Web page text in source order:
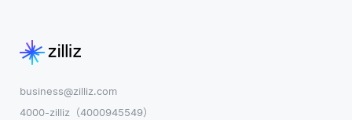
business@zilliz.com
4000-zilliz（4000945549）